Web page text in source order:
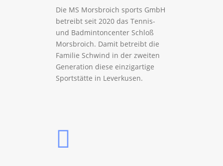
Die MS Morsbroich sports GmbH
betreibt seit 2020 das Tennis-
und Badmintoncenter Schloß
Morsbroich. Damit betreibt die
Familie Schwind in der zweiten
Generation diese einzigartige
Sportstätte in Leverkusen.